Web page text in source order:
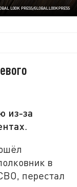
LOOK PRESS/GLOBALLOOKPRESS
из-за
в
перестал